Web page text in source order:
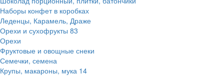
Наборы конфет в коробках
Леденцы, Карамель, Драже
Орехи и сухофрукты 83
Орехи
Фруктовые и овощные снеки
Семечки, семена
Крупы, макароны, мука 14